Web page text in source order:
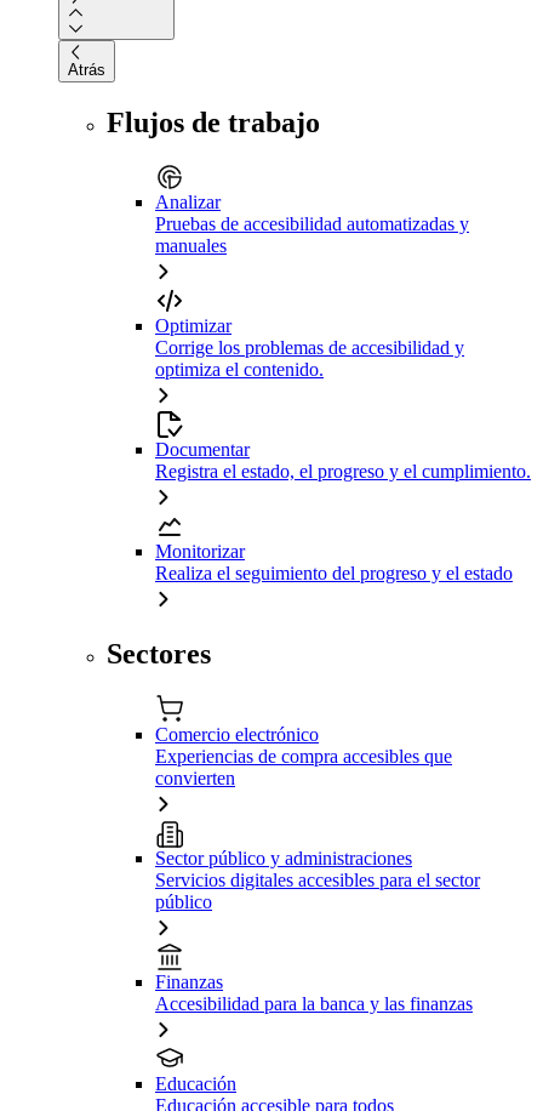
Atrás
Flujos de trabajo
Analizar
Pruebas de accesibilidad automatizadas y
manuales
Optimizar
Corrige los problemas de accesibilidad y
optimiza el contenido.
Documentar
Registra el estado, el progreso y el cumplimiento.
Monitorizar
Realiza el seguimiento del progreso y el estado
Sectores
Comercio electrónico
Experiencias de compra accesibles que
convierten
Sector público y administraciones
Servicios digitales accesibles para el sector
público
Finanzas
Accesibilidad para la banca y las finanzas
Educación
Educación accesible para todos